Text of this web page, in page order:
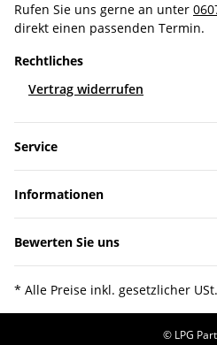
Rufen Sie uns gerne an unter
direkt einen passenden Termin.
Rechtliches
Vertrag widerrufen
Service
Informationen
Bewerten Sie uns
* Alle Preise inkl. gesetzlicher
© LPG